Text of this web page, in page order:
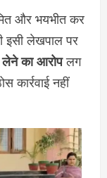
और भयभीत कर
इसी लेखपाल पर
का आरोपलग
नहीं